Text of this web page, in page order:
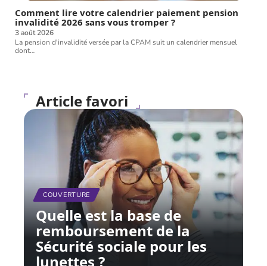
Comment lire votre calendrier paiement pension
invalidité 2026 sans vous tromper ?
3 août 2026
La pension d'invalidité versée par la CPAM suit un calendrier mensuel
dont…
Article favori
COUVERTURE
Quelle est la base de
remboursement de la
Sécurité sociale pour les
lunettes ?